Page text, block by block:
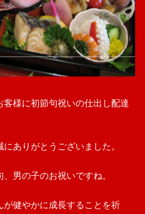
客様に初節句祝いの仕出し配達
ありがとうございました。
、男の子のお祝いですね。
が健やかに成長することを祈